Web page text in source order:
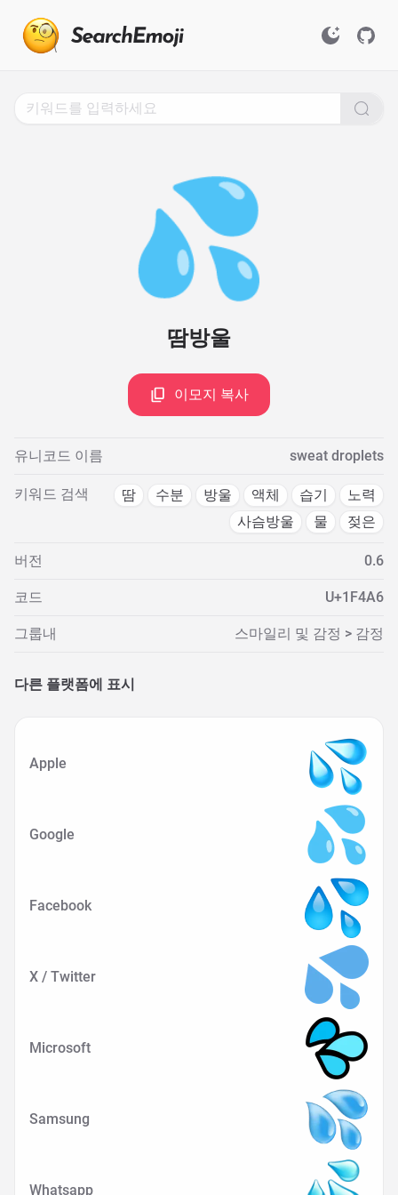
💦
땀방울
이모지 복사
유니코드 이름 sweat droplets
키워드 검색 땀 수분 방울 액체 습기
노력
사슴방울
물 젖은
버전 0.6
코드 U+1F4A6
그룹내 스마일리 및 감정 > 감정
다른 플랫폼에 표시
Apple
Google
Facebook
X / Twitter
Microsoft
Samsung
Whatsapp